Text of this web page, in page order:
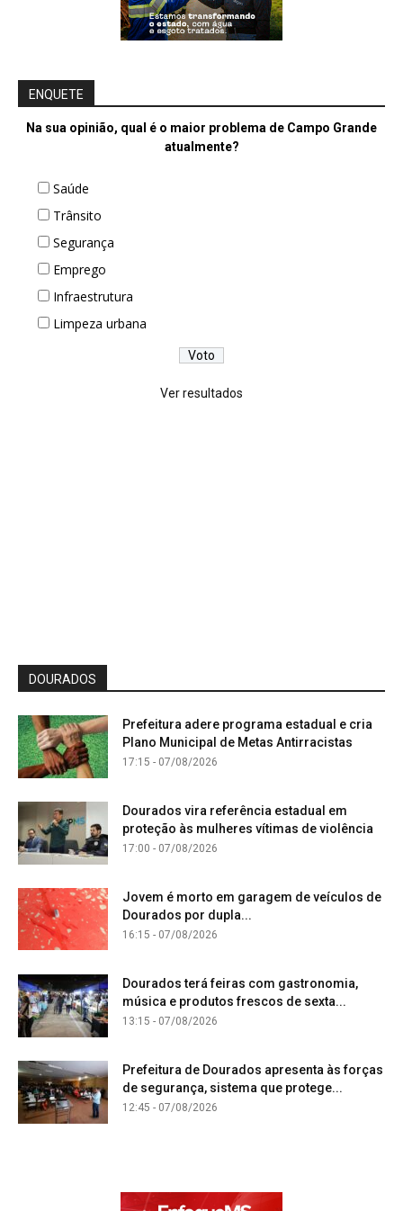
ENQUETE
Na sua opinião, qual é o maior problema de Campo Grande
atualmente?
Saúde
Trânsito
Segurança
Emprego
Infraestrutura
Limpeza urbana
Ver resultados
DOURADOS
Prefeitura adere programa estadual e cria
Plano Municipal de Metas Antirracistas
17:15 - 07/08/2026
Dourados vira referência estadual em
proteção às mulheres vítimas de violência
17:00 - 07/08/2026
Jovem é morto em garagem de veículos de
Dourados por dupla...
16:15 - 07/08/2026
Dourados terá feiras com gastronomia,
música e produtos frescos de sexta...
13:15 - 07/08/2026
Prefeitura de Dourados apresenta às forças
de segurança, sistema que protege...
12:45 - 07/08/2026